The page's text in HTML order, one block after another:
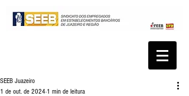
SEEB Juazeiro
1 de out. de 2024 1 min de leitura